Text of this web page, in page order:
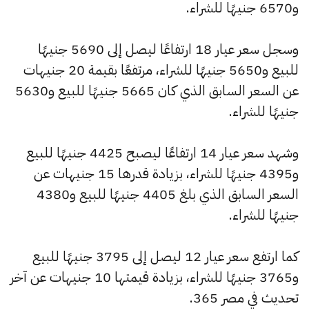
و6570 جنيهًا للشراء.
وسجل سعر عيار 18 ارتفاعًا ليصل إلى 5690 جنيهًا
للبيع و5650 جنيهًا للشراء، مرتفعًا بقيمة 20 جنيهات
عن السعر السابق الذي كان 5665 جنيهًا للبيع و5630
جنيهًا للشراء.
وشهد سعر عيار 14 ارتفاعًا ليصبح 4425 جنيهًا للبيع
و4395 جنيهًا للشراء، بزيادة قدرها 15 جنيهات عن
السعر السابق الذي بلغ 4405 جنيهًا للبيع و4380
جنيهًا للشراء.
كما ارتفع سعر عيار 12 ليصل إلى 3795 جنيهًا للبيع
و3765 جنيهًا للشراء، بزيادة قيمتها 10 جنيهات عن آخر
تحديث في مصر 365.